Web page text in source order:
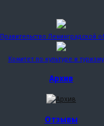
Правительство Ленинградской
Комитет по культуре и
Архив
Отзывы